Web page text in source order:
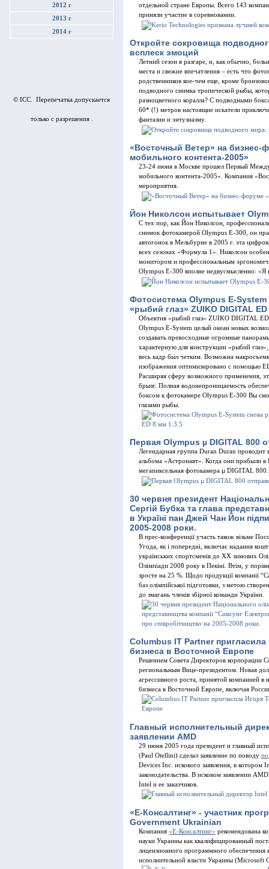
2012 г
2013 г
2014 г
© ICC. Перепечатка допускается
только с разрешения .
отдельной стране Европы. Всего 143
приняли участие в соревновании.
Откройте сокровища
всплеск эмоций
Летний сезон в разгаре, и, как обычно,
места и свежие впечатления – есть что
родственников кое-чем еще, кроме
подводного снимка тропической рыбы,
разноцветного коралла? С подводными
60* (!) метров настоящие искатели
фантазии и энтузиазму.
«Восточный Ветер» на бизнес-
мобильного контента-2005»
23-24 июня в Москве прошел Первый
мобильного контента-2005». Компания
мероприятия.
Йон Николсон испытывает
С тех пор, как Йон Николсон,
снимок фотокамерой Olympus E-300, он
автогонок в Мельбурне в 2005 г. эта
всех сезонах «Формула 1». Николсон
монитором и профессиональным
Olympus E-300 вполне недвусмысленно: «Я
Фотосистема Olympus E-
«рыбий глаз» ZUIKO DIGITAL
Объектив «рыбий глаз» ZUIKO DIGITAL
Olympus E-System целый океан новых
создавать превосходные огромные
характерную для конструкции «рыбий
весь кадр был четким. Возможна
изображения оптимизировано с помощью
Расширяя сферу возможного применения,
брызг. Полная водонепроницаемость
боксом к фотокамере Olympus E-300 Вы
глазами рыбы.
Первая Olympus µ DIGITAL 800
Легендарная группа Duran Duran проводит
альбома «Астронавт». Когда они прибыли
мегапиксельная фотокамера µ DIGITAL
30 червня президент
Сергій Бубка та глава
в Україні пан Джей Чан Йон
2005-2008 роки.
В прес-конференції участь також візьме
Угода, як і попередні, включає надання
українських спортсменів до XX зимових
Олімпіади 2008 року в Пекіні. Втім, у
зросте на 25 %. Щодо продукції компанії
баз олімпійської підготовки, з метою
до змагань членів збірної команди України.
Columbus IT Partner
бизнеса в Восточной Европе
Решением Совета Директоров корпорации
региональным Вице-президентом. Новая
агрессивного роста, принятой компанией в
бизнеса в Восточной Европе, включая
Главный исполнительный
заявлении AMD
29 июня 2005 года президент и главный
(Paul Otellini) сделал заявление по поводу
Devices Inc. искового заявления, в котором
законодательства. В исковом заявлении
Intel и ее заказчиков.
«Е-Консалтинг» - участник
Government Ukrainian
Компания «Е-Консалтинг» рекомендована
науки Украины как квалифицированный
лицензионного программного
исполнительной власти Украины